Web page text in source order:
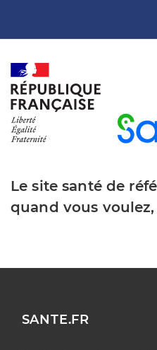
Le site santé de
quand vous
SANTE.FR